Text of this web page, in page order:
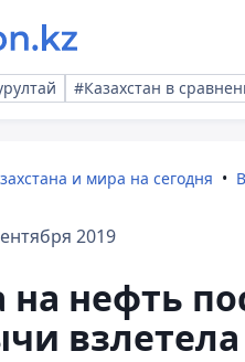
#Казахстан в
и мира на сегодня
2019
на нефть
взлетела